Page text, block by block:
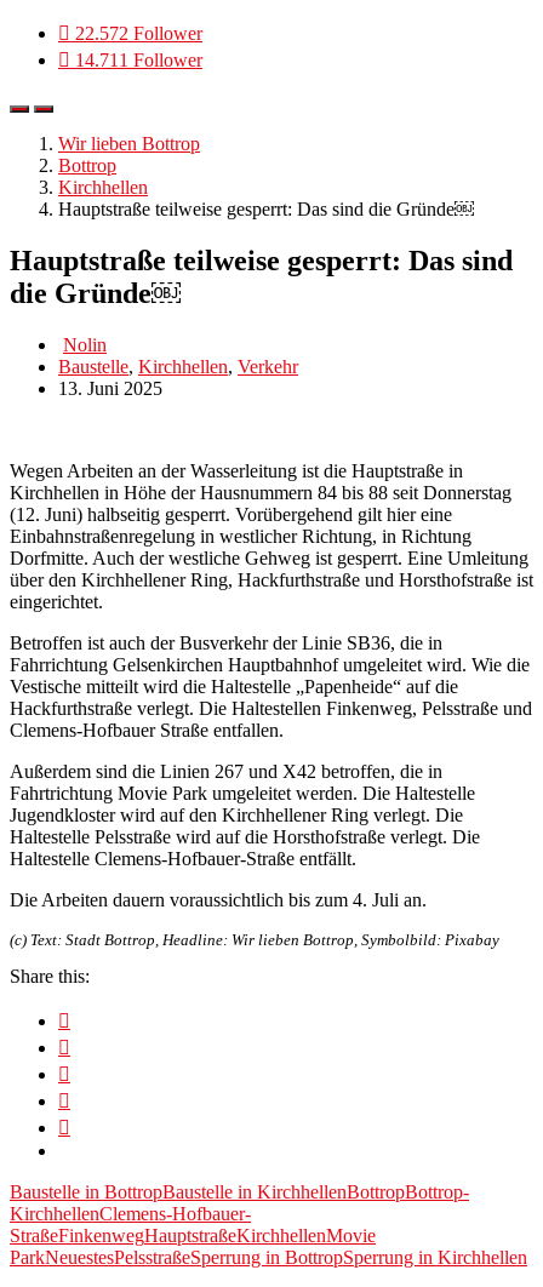
22.572 Follower
14.711 Follower
Wir lieben Bottrop
Bottrop
Kirchhellen
Hauptstraße teilweise gesperrt: Das sind die Gründe￼
Hauptstraße teilweise gesperrt: Das sind
die Gründe￼
Nolin
Baustelle, Kirchhellen, Verkehr
13. Juni 2025
Wegen Arbeiten an der Wasserleitung ist die Hauptstraße in
Kirchhellen in Höhe der Hausnummern 84 bis 88 seit Donnerstag
(12. Juni) halbseitig gesperrt. Vorübergehend gilt hier eine
Einbahnstraßenregelung in westlicher Richtung, in Richtung
Dorfmitte. Auch der westliche Gehweg ist gesperrt. Eine Umleitung
über den Kirchhellener Ring, Hackfurthstraße und Horsthofstraße ist
eingerichtet.
Betroffen ist auch der Busverkehr der Linie SB36, die in
Fahrrichtung Gelsenkirchen Hauptbahnhof umgeleitet wird. Wie die
Vestische mitteilt wird die Haltestelle „Papenheide“ auf die
Hackfurthstraße verlegt. Die Haltestellen Finkenweg, Pelsstraße und
Clemens-Hofbauer Straße entfallen.
Außerdem sind die Linien 267 und X42 betroffen, die in
Fahrtrichtung Movie Park umgeleitet werden. Die Haltestelle
Jugendkloster wird auf den Kirchhellener Ring verlegt. Die
Haltestelle Pelsstraße wird auf die Horsthofstraße verlegt. Die
Haltestelle Clemens-Hofbauer-Straße entfällt.
Die Arbeiten dauern voraussichtlich bis zum 4. Juli an.
(c) Text: Stadt Bottrop, Headline: Wir lieben Bottrop, Symbolbild: Pixabay
Share this:
Baustelle in BottropBaustelle in KirchhellenBottropBottrop-
KirchhellenClemens-Hofbauer-
StraßeFinkenwegHauptstraßeKirchhellenMovie
ParkNeuestesPelsstraßeSperrung in BottropSperrung in Kirchhellen